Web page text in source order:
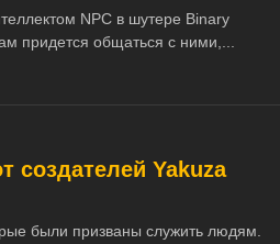
NPC в шутере Binary
придется общаться с ними,...
создателей Yakuza
были призваны служить людям.